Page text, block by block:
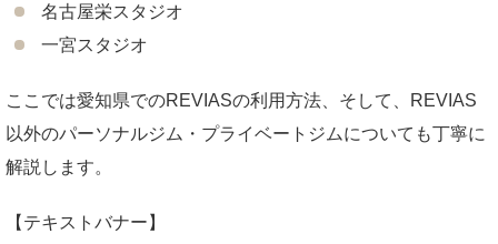
名古屋栄スタジオ
一宮スタジオ
ここでは愛知県でのREVIASの利用方法、そして、REVIAS
以外のパーソナルジム・プライベートジムについても丁寧に
解説します。
【テキストバナー】